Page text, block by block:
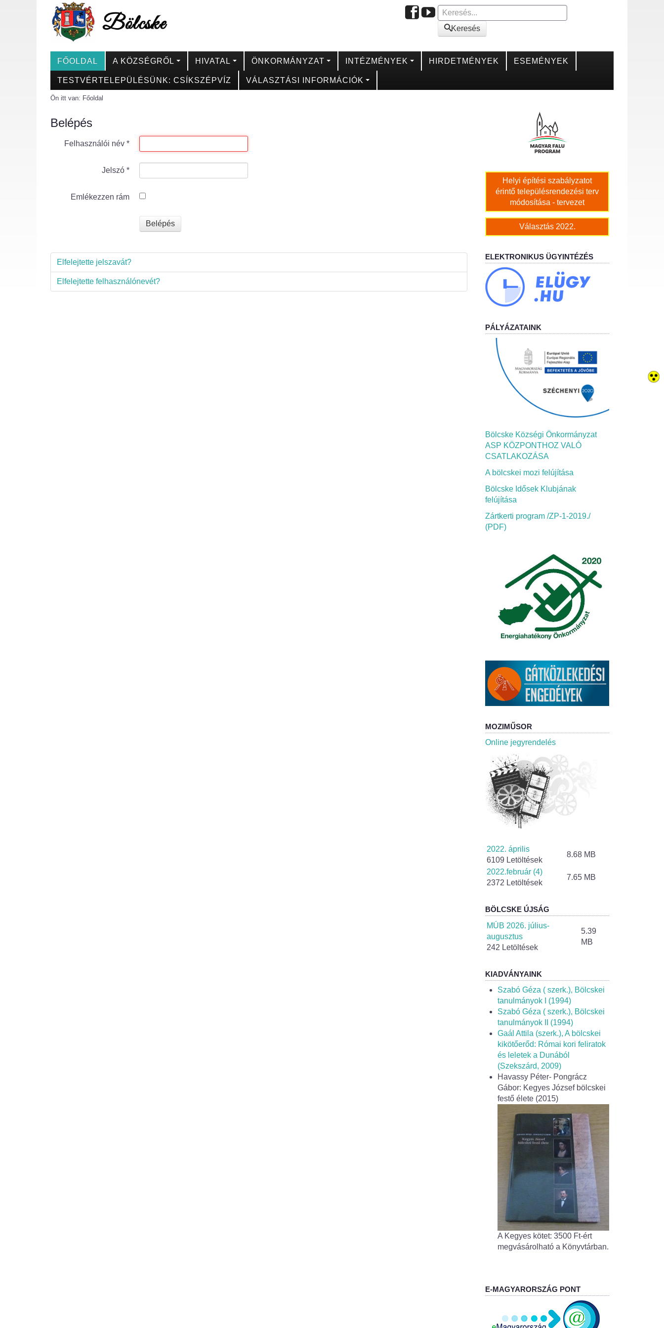
Keresés
FŐOLDAL A KÖZSÉGRŐL HIVATAL ÖNKORMÁNYZAT INTÉZMÉNYEK HIRDETMÉNYEK ESEMÉNYEK
TESTVÉRTELEPÜLÉSÜNK: CSÍKSZÉPVÍZ VÁLASZTÁSI INFORMÁCIÓK
Ön itt van: Főoldal
Belépés
Felhasználói név *
Jelszó *
Emlékezzen rám
Belépés
Elfelejtette jelszavát?
Elfelejtette felhasználónevét?
Helyi építési szabályzatot
érintő településrendezési terv
módosítása - tervezet
Választás 2022.
ELEKTRONIKUS ÜGYINTÉZÉS
PÁLYÁZATAINK
Bölcske Községi Önkormányzat
ASP KÖZPONTHOZ VALÓ
CSATLAKOZÁSA
A bölcskei mozi felújítása
Bölcske Idősek Klubjának
felújítása
Zártkerti program /ZP-1-2019./
(PDF)
MOZIMŰSOR
Online jegyrendelés
2022. április
6109 Letöltések
8.68 MB
2022.február (4)
2372 Letöltések
7.65 MB
BÖLCSKE ÚJSÁG
MÚB 2026. július-
augusztus
242 Letöltések
5.39
MB
KIADVÁNYAINK
Szabó Géza ( szerk.), Bölcskei
tanulmányok I (1994)
Szabó Géza ( szerk.), Bölcskei
tanulmányok II (1994)
Gaál Attila (szerk.), A bölcskei
kikötőerőd: Római kori feliratok
és leletek a Dunából
(Szekszárd, 2009)
Havassy Péter- Pongrácz
Gábor: Kegyes József bölcskei
festő élete (2015)
A Kegyes kötet: 3500 Ft-ért
megvásárolható a Könyvtárban.
E-MAGYARORSZÁG PONT